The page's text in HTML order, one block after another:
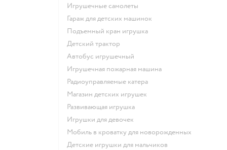
Игрушечные самолеты
Гараж для детских машинок
Подъемный кран игрушка
Детский трактор
Автобус игрушечный
Игрушечная пожарная машина
Радиоуправляемые катера
Магазин детских игрушек
Развивающая игрушка
Игрушки для девочек
Мобиль в кроватку для новорожденных
Детские игрушки для мальчиков